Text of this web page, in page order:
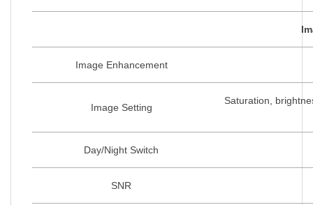
Image Enhancement
Image Setting
Saturation,
Day/Night Switch
SNR